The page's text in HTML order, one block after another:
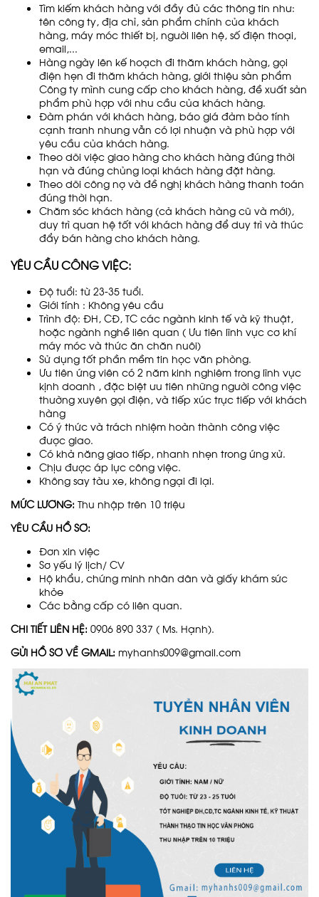
Tìm kiếm khách hàng với đầy đủ các thông tin như:
tên công ty, địa chỉ, sản phẩm chính của khách
hàng, máy móc thiết bị, người liên hệ, số điện thoại,
email,...
Hàng ngày lên kế hoạch đi thăm khách hàng, gọi
điện hẹn đi thăm khách hàng, giới thiệu sản phẩm
Công ty mình cung cấp cho khách hàng, đề xuất sản
phẩm phù hợp với nhu cầu của khách hàng.
Đàm phán với khách hàng, báo giá đảm bảo tính
cạnh tranh nhưng vẫn có lợi nhuận và phù hợp với
yêu cầu của khách hàng.
Theo dõi việc giao hàng cho khách hàng đúng thời
hạn và đúng chủng loại khách hàng đặt hàng.
Theo dõi công nợ và đề nghị khách hàng thanh toán
đúng thời hạn.
Chăm sóc khách hàng (cả khách hàng cũ và mới),
duy trì quan hệ tốt với khách hàng để duy trì và thúc
đẩy bán hàng cho khách hàng.
YÊU CẦU CÔNG VIỆC:
Độ tuổi: từ 23-35 tuổi.
Giới tính : Không yêu cầu
Trình độ: ĐH, CĐ, TC các ngành kinh tế và kỹ thuật,
hoặc ngành nghề liên quan ( Ưu tiên lĩnh vực cơ khí
máy móc và thức ăn chăn nuôi)
Sử dụng tốt phần mềm tin học văn phòng.
Ưu tiên ứng viên có 2 năm kinh nghiêm trong lĩnh vực
kịnh doanh , đặc biệt ưu tiên những người công việc
thường xuyên gọi điện, và tiếp xúc trực tiếp với khách
hàng
Có ý thức và trách nhiệm hoàn thành công việc
được giao.
Có khả năng giao tiếp, nhanh nhẹn trong ứng xử.
Chịu được áp lực công việc.
Không say tàu xe, không ngại đi lại.
MỨC LƯƠNG: Thu nhập trên 10 triệu
YÊU CẦU HỒ SƠ:
Đơn xin việc
Sơ yếu lý lịch/ CV
Hộ khẩu, chứng minh nhân dân và giấy khám sức
khỏe
Các bằng cấp có liên quan.
CHI TIẾT LIÊN HỆ: 0906 890 337 ( Ms. Hạnh).
GỬI HỒ SƠ VỀ GMAIL: myhanhs009@gmail.com